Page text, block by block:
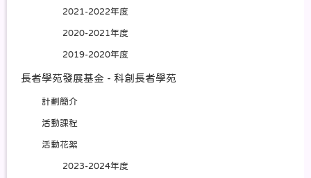
2021-2022年度
2020-2021年度
2019-2020年度
長者學苑發展基金 - 科創長者學苑
計劃簡介
活動課程
活動花絮
2023-2024年度